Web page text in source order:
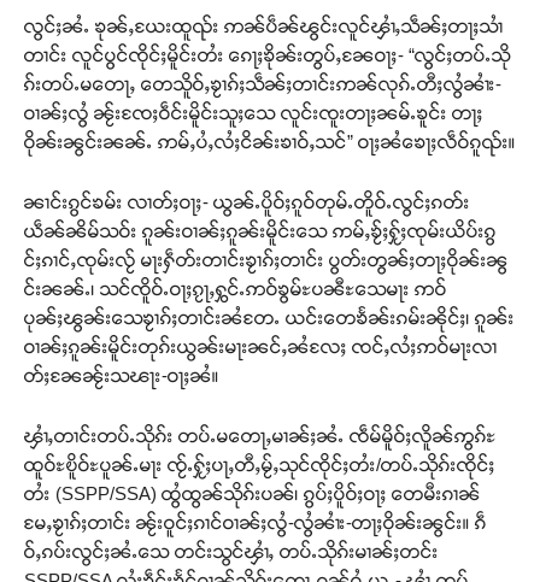
လွင်ႈၼႆႉ ၶုၼ်ႇယႄးထူၺ်း ဢၼ်ပဵၼ်ၽွင်းလူင်ၾၢႆႇသဵၼ်ႈတႃႈသၢႆ
တၢင်း လူင်ပွင်ၸိုင်ႈမိူင်းတႆး ၵေႃႈၶိုၼ်းတွပ်ႇၼႄဝႃႈ- “လွင်ႈတပ်ႉသို
ၵ်းတပ်ႉမတေႃႇ တေသိူဝ်ႇၶႂၢၵ်ႈသဵၼ်ႈတၢင်းဢၼ်လုၵ်ႉတီႈလွႆၼၢႆး-
ဝၢၼ်ႈလွႆ ၼႂ်းၸႄႈဝဵင်းမိူင်းသူႈသေ လူင်းၸူးတႃႈၼမ်ႉၶူင်း တႃႈ
ဝိုၼ်းၼွင်းၼၼ်ႉ ဢမ်ႇပႆႇလႆႈငိၼ်းၶၢဝ်ႇသင်” ဝႃႈၼႆၶေႃႈလဵဝ်ၵူၺ်း။
ၼၢင်းၵွင်ၶမ်း လၢတ်ႈဝႃႈ- ယွၼ်ႉပိူဝ်ႈၵူဝ်တုမ်ႉတိူဝ်ႉလွင်ႈၵတ်း
ယဵၼ်ၼိမ်သဝ်း ၵူၼ်းဝၢၼ်ႈၵူၼ်းမိူင်းသေ ဢမ်ႇၶႂ်ႈႁႂ်ႈၸုမ်းယိပ်းၵွ
င်ႈၵၢင်ႇၸုမ်းလႂ် မႃးႁဵတ်းတၢင်းၶႂၢၵ်ႈတၢင်း ပွတ်းတွၼ်ႈတႃႈဝိုၼ်းၼွ
င်းၼၼ်ႉ၊ သင်ၸိူဝ်ႉဝႃႈၵႂႃႇႁွင်ႉဢဝ်ၶွမ်ႊပၼီႊသေမႃး ဢဝ်
ပုၼ်ႈၽွၼ်းသေၶႂၢၵ်ႈတၢင်းၼႆတႄႉ ယင်းတေၶႅၼ်းၵမ်းၼိုင်ႈ၊ ၵူၼ်း
ဝၢၼ်ႈၵူၼ်းမိူင်းတုၵ်းယွၼ်းမႃးၼင်ႇၼႆလႄႈ ၸင်ႇလႆႈဢဝ်မႃးလၢ
တ်ႈၼႄၼႂ်းသၽႃး-ဝႃႈၼႆ။
ၾၢႆႇတၢင်းတပ်ႉသိုၵ်း တပ်ႉမတေႃႇမၢၼ်ႈၼႆႉ ၸဵမ်မိူဝ်ႈလိူၼ်ဢွၵ်ႊ
ထူဝ်ႊၿိူဝ်ႊပူၼ်ႉမႃး ၸႂ်ႉႁႂ်ႈပႃႇတီႇမႂ်ႇသုင်ၸိုင်ႈတႆး/တပ်ႉသိုၵ်းၸိုင်ႈ
တႆး (SSPP/SSA) ထွႆထွၼ်သိုၵ်းပၼ်၊ ၵွပ်ႈပိူဝ်ႈဝႃႈ တေမီးၵၢၼ်
မႄႇၶႂၢၵ်ႈတၢင်း ၼႂ်းဝူင်ႈၵၢင်ဝၢၼ်ႈလွႆ-လွႆၼၢႆး-တႃႈဝိုၼ်းၼွင်း။ ၵဵ
ဝ်ႇၵပ်းလွင်ႈၼႆႉသေ တင်းသွင်ၾၢႆႇ တပ်ႉသိုၵ်းမၢၼ်ႈတင်း